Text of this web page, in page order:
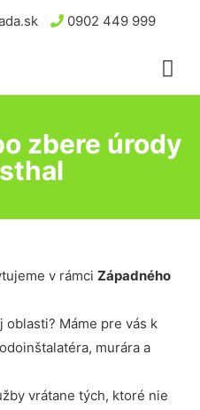
0902 449 999
zbere úrody
v rámci Západného
Máme pre vás k
murára a
vrátane tých, ktoré nie